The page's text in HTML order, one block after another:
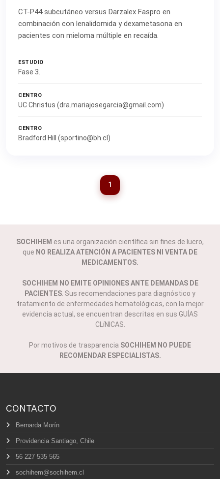
CT-P44 subcutáneo versus Darzalex Faspro en
combinación con lenalidomida y dexametasona en
pacientes con mieloma múltiple en recaída.
ESTUDIO
Fase 3.
CENTRO
UC Christus (dra.mariajosegarcia@gmail.com)
CENTRO
Bradford Hill (sportino@bh.cl)
1
SOCHIHEM es una organización científica sin fines de lucro,
que NO REALIZA ATENCIÓN A PACIENTES NI VENTA DE
MEDICAMENTOS.
SOCHIHEM NO EMITE OPINIONES ANTE DEMANDAS DE
PACIENTES . Sus recomendaciones para diagnóstico y
tratamiento de enfermedades hematológicas, con la mejor
evidencia actual, se encuentran descritas en sus GUÍAS
CLíNICAS.
Por motivos de trasparencia SOCHIHEM NO PUEDE
RECOMENDAR ESPECIALISTAS.
CONTACTO
Bernarda Morín
Providencia Santiago, Chile
56 227 535 565
sochihem@sochihem.cl